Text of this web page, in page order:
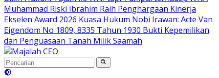
Muhammad Riski Ibrahim Raih Penghargaan Kinerja
Ekselen Award 2026 Kuasa Hukum Nobi Irawan: Acte Van
Eigendom No 1809, 8335 Tahun 1930 Bukti Kepemilikan
dan Penguasaan Tanah Milik Saamah